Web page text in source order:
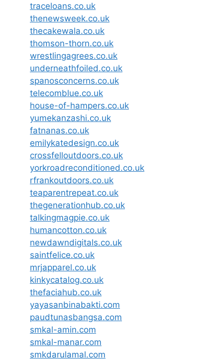
traceloans.co.uk
thenewsweek.co.uk
thecakewala.co.uk
thomson-thorn.co.uk
wrestlingagrees.co.uk
underneathfoiled.co.uk
spanosconcerns.co.uk
telecomblue.co.uk
house-of-hampers.co.uk
yumekanzashi.co.uk
fatnanas.co.uk
emilykatedesign.co.uk
crossfelloutdoors.co.uk
yorkroadreconditioned.co.uk
rfrankoutdoors.co.uk
teaparentrepeat.co.uk
thegenerationhub.co.uk
talkingmagpie.co.uk
humancotton.co.uk
newdawndigitals.co.uk
saintfelice.co.uk
mrjapparel.co.uk
kinkycatalog.co.uk
thefaciahub.co.uk
yayasanbinabakti.com
paudtunasbangsa.com
smkal-amin.com
smkal-manar.com
smkdarulamal.com